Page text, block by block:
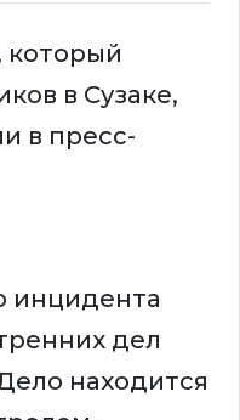
который
в Сузаке,
в пресс-
инцидента
дел
находится